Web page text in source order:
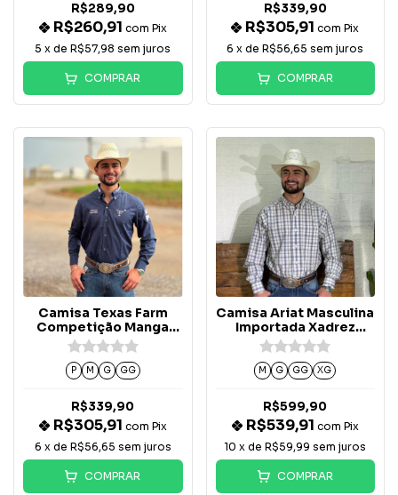
R$289,90
R$260,91 com Pix
5 x deR$57,98 sem juros
COMPRAR
R$339,90
R$305,91com Pix
6 x deR$56,65 sem juros
COMPRAR
Camisa Texas Farm
Competição Manga
Longa Marinho/Branco-
CP009
P M G GG
R$339,90
R$305,91 com Pix
6 x de R$56,65 sem juros
COMPRAR
Camisa Ariat Masculina
Importada Xadrez
Louie - 10071754
M G GG XG
R$599,90
R$539,91 com Pix
10 x deR$59,99 sem juros
COMPRAR